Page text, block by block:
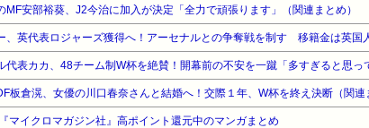
MF安部裕葵、J2今治に加入が決定「全力で頑張ります」（関連まとめ）
、英代表ロジャーズ獲得へ！アーセナルとの争奪戦を制す 移籍金は英国
代表カカ、48チーム制W杯を絶賛！開幕前の不安を一蹴「多すぎると思っ
板倉滉、女優の川口春奈さんと結婚へ！交際１年、W杯を終え決断（関連
『マイクロマガジン社』高ポイント還元中のマンガまとめ